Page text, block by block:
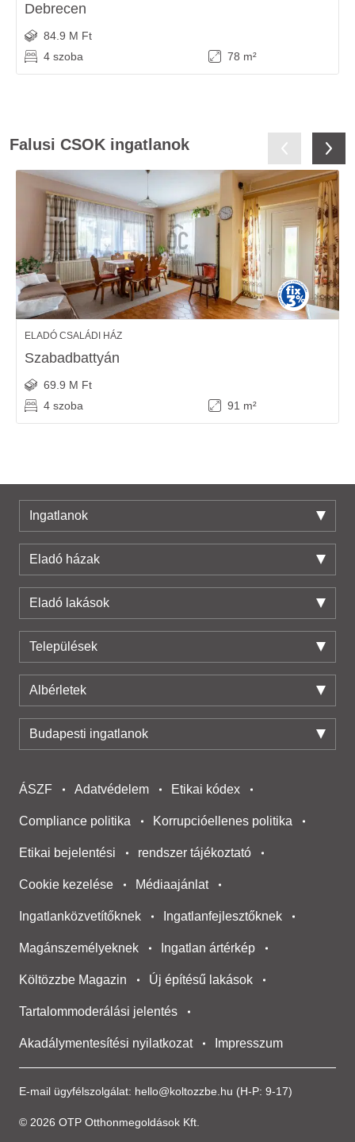
Debrecen
84.9 M Ft
4 szoba
78 m²
Falusi CSOK ingatlanok
ELADÓ CSALÁDI HÁZ
Szabadbattyán
69.9 M Ft
4 szoba
91 m²
Ingatlanok
Eladó házak
Eladó lakások
Települések
Albérletek
Budapesti ingatlanok
E-mail ügyfélszolgálat: hello@koltozzbe.hu (H-P: 9-17)
© 2026 OTP Otthonmegoldások Kft.
ÁSZF Adatvédelem Etikai kódex
Compliance politika Korrupcióellenes politika
Etikai bejelentési rendszer tájékoztató
Cookie kezelése Médiaajánlat
Ingatlanközvetítőknek Ingatlanfejlesztőknek
Magánszemélyeknek Ingatlan ártérkép
Költözzbe Magazin Új építésű lakások
Tartalommoderálási jelentés
Akadálymentesítési nyilatkozat Impresszum